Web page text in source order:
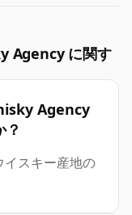
Agency に関す
Agency
？
イスキー産地の